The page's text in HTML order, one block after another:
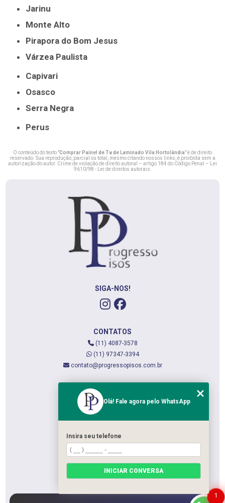
Jarinu
Monte Alto
Pirapora do Bom Jesus
Várzea Paulista
Capivari
Osasco
Serra Negra
Perus
O conteúdo do texto "Comprar Painel de Tv de Laminado Vila Hortolândia" é de direito
reservado. Sua reprodução, parcial ou total, mesmo citando nossos links, é proibida sem a
autorização do autor. Crime de violação de direito autoral – artigo 184 do Código Penal –
Lei
9610/98 - Lei de direitos autorais
SIGA-NOS!
CONTATOS
(11) 4087-3578
(11) 97347-3394
contato@progressopisos.com.br
QUEM SOMOS
SERVIÇOS
CATEGORIAS
1
Olá! Fale agora pelo WhatsApp
Insira seu telefone
INICIAR CONVERSA